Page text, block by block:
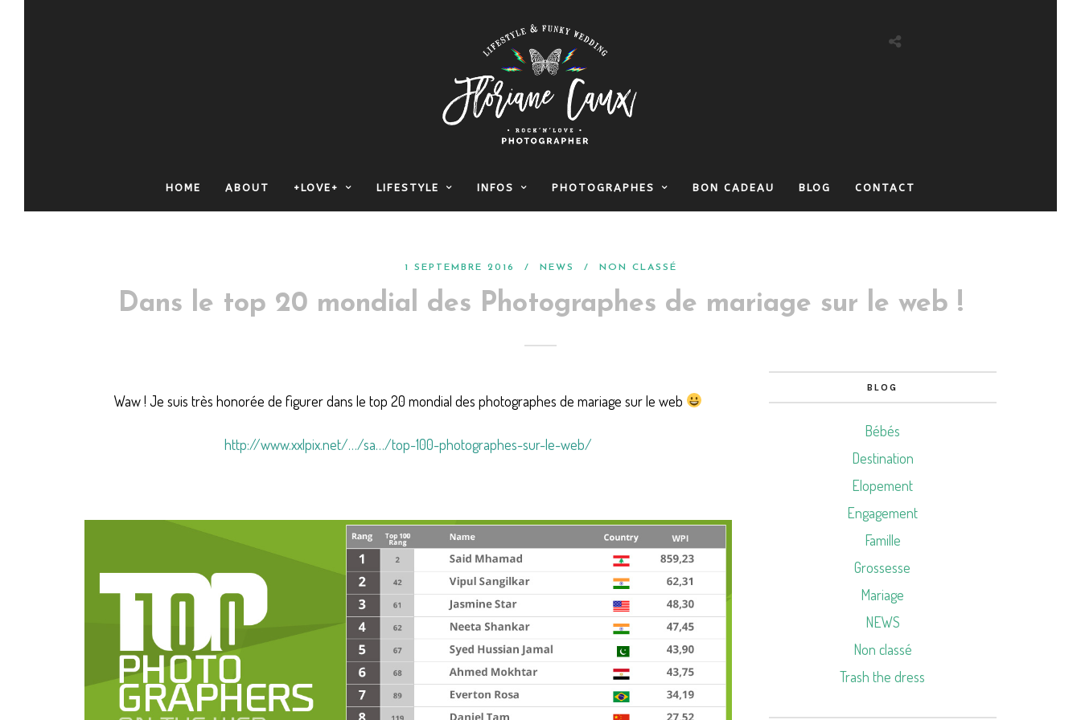
HOME ABOUT +LOVE+ LIFESTYLE INFOS PHOTOGRAPHES BON CADEAU BLOG CONTACT
1 SEPTEMBRE 2016 / NEWS / NON CLASSÉ
Dans le top 20 mondial des Photographes de mariage sur le web !
Waw ! Je suis très honorée de figurer dans le top 20 mondial des photographes de mariage sur le web
http://www.xxlpix.net/…/sa…/top-100-photographes-sur-le-web/
BLOG
Bébés
Destination
Elopement
Engagement
Famille
Grossesse
Mariage
NEWS
Non classé
Trash the dress